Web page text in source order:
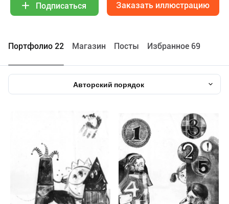
Подписаться Заказать иллюстрацию
Портфолио 22 Maгазин Посты Избранное 69
Авторский порядок